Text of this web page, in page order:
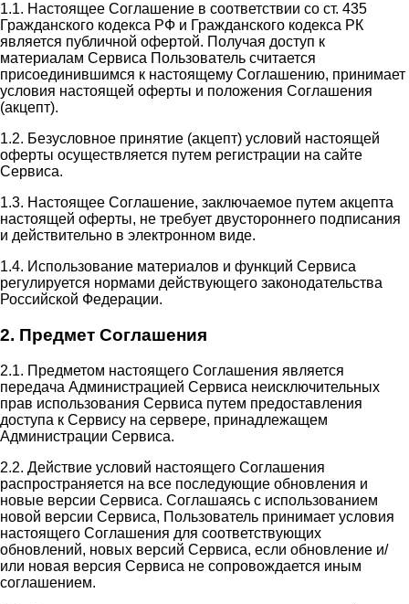
1.1. Настоящее Соглашение в соответствии со ст. 435
Гражданского кодекса РФ и Гражданского кодекса РК
является публичной офертой. Получая доступ к
материалам Сервиса Пользователь считается
присоединившимся к настоящему Соглашению, принимает
условия настоящей оферты и положения Соглашения
(акцепт).
1.2. Безусловное принятие (акцепт) условий настоящей
оферты осуществляется путем регистрации на сайте
Сервиса.
1.3. Настоящее Соглашение, заключаемое путем акцепта
настоящей оферты, не требует двустороннего подписания
и действительно в электронном виде.
1.4. Использование материалов и функций Сервиса
регулируется нормами действующего законодательства
Российской Федерации.
2. Предмет Соглашения
2.1. Предметом настоящего Соглашения является
передача Администрацией Сервиса неисключительных
прав использования Сервиса путем предоставления
доступа к Сервису на сервере, принадлежащем
Администрации Сервиса.
2.2. Действие условий настоящего Соглашения
распространяется на все последующие обновления и
новые версии Сервиса. Соглашаясь с использованием
новой версии Сервиса, Пользователь принимает условия
настоящего Соглашения для соответствующих
обновлений, новых версий Сервиса, если обновление и/
или новая версия Сервиса не сопровождается иным
соглашением.